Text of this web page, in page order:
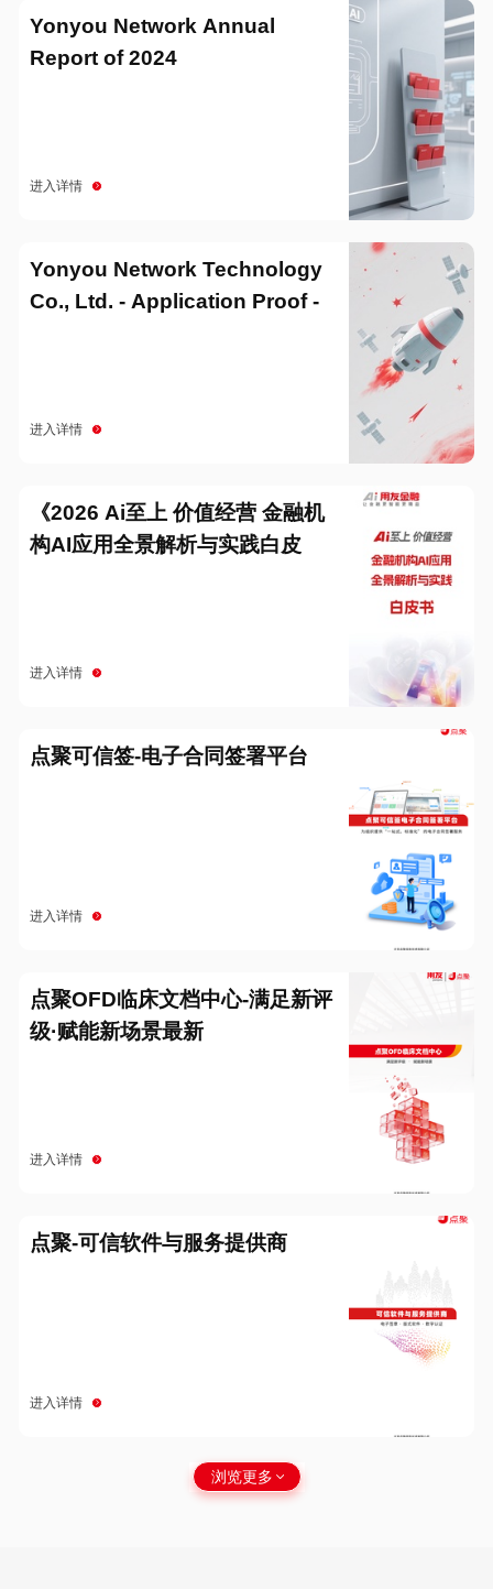
Yonyou Network Annual
Report of 2024
进入详情
Yonyou Network Technology
Co., Ltd. - Application Proof -
进入详情
《2026 Ai至上 价值经营 金融机
构AI应用全景解析与实践白皮
进入详情
点聚可信签-电子合同签署平台
进入详情
点聚OFD临床文档中心-满足新评
级·赋能新场景最新
进入详情
点聚-可信软件与服务提供商
进入详情
浏览更多